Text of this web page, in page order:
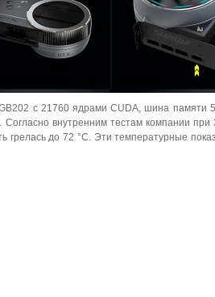
с 21760 ядрами CUDA, шина памяти
внутренним тестам компании при
до 72 °C. Эти температурные